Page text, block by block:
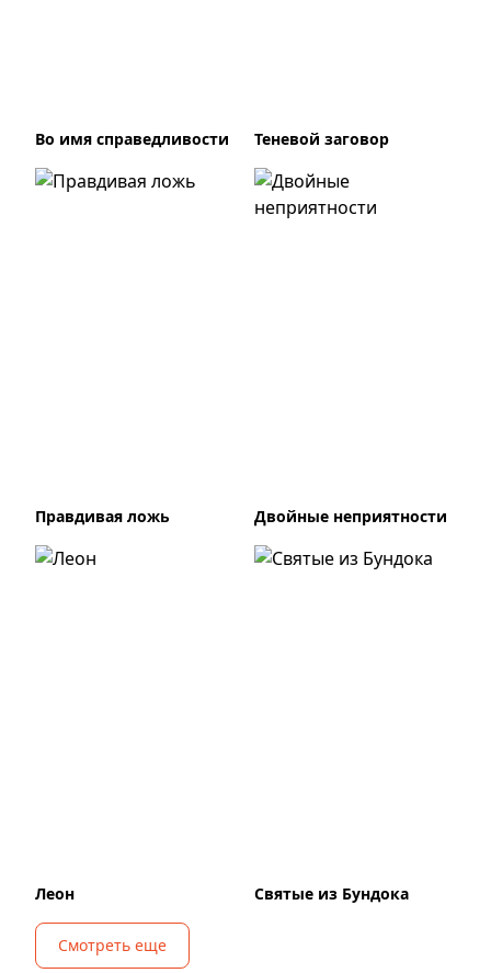
Во имя справедливости Теневой заговор
Правдивая ложь Двойные неприятности
Леон Святые из Бундока
Смотреть еще